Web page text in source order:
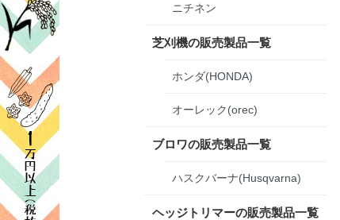
ニチネン
芝刈機の販売製品一覧
ホンダ(HONDA)
オーレック(orec)
ブロワの販売製品一覧
ハスクバーナ(Husqvarna)
ヘッジトリマーの販売製品一覧